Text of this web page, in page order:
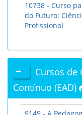
10738 - Curso
do Futuro:
Profissional
Cursos de
Contínuo (EAD)